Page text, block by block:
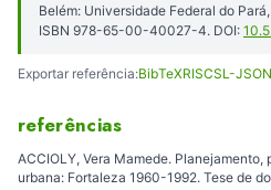
Belém: Universidade Federal do
ISBN 978-65-00-40027-4. DOI:
Exportar referência:BibTeXRISCSL-JSON
referências
ACCIOLY, Vera Mamede.
urbana: Fortaleza 1960-1992. Tese de